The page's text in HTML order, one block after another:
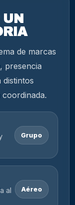
de marcas
presencia
Grupo
al
Aéreo